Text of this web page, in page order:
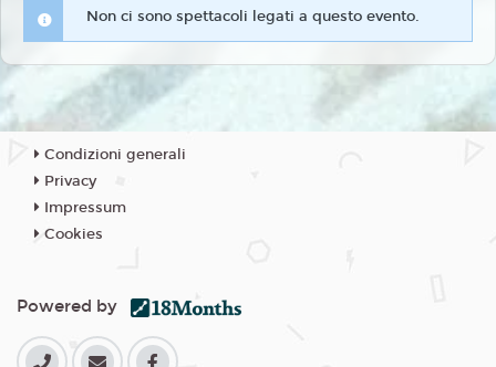
Non ci sono spettacoli legati a questo evento.
Condizioni generali
Privacy
Impressum
Cookies
Powered by